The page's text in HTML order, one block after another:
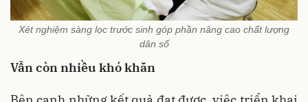
Xét nghiệm sàng lọc trước sinh góp phần nâng cao chất lượng
dân số
Vẫn còn nhiều khó khăn